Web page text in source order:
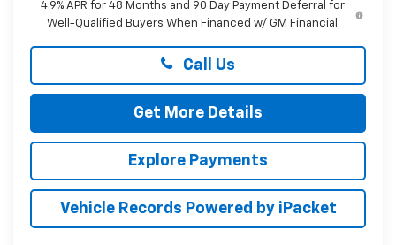
4.9% APR for 48 Months and 90 Day Payment Deferral for
Well-Qualified Buyers When Financed w/ GM Financial
Call Us
Get More Details
Explore Payments
Vehicle Records Powered by iPacket